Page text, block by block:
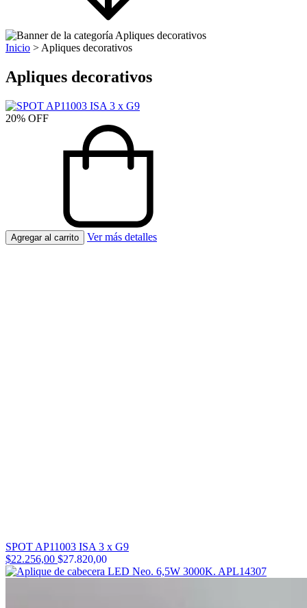
Inicio > Apliques decorativos
Apliques decorativos
20% OFF
Ver más detalles
SPOT AP11003 ISA 3 x G9
$22.256,00 $27.820,00